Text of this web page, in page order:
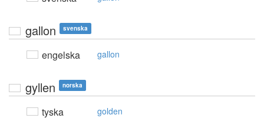
gallon svenska
engelska gallon
gyllen norska
tyska golden